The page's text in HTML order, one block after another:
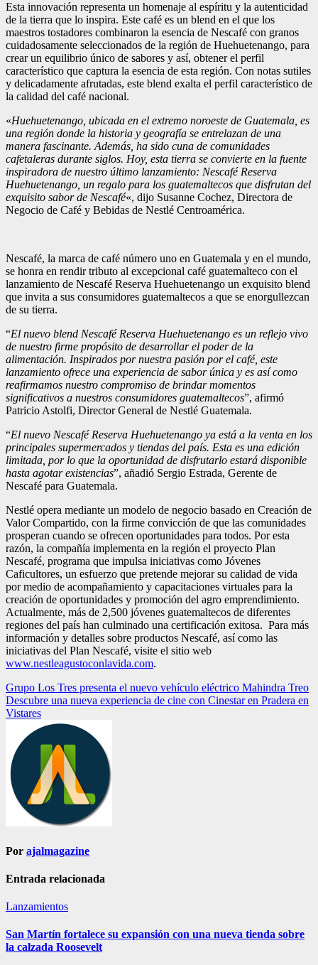
Esta innovación representa un homenaje al espíritu y la autenticidad
de la tierra que lo inspira. Este café es un blend en el que los
maestros tostadores combinaron la esencia de Nescafé con granos
cuidadosamente seleccionados de la región de Huehuetenango, para
crear un equilibrio único de sabores y así, obtener el perfil
característico que captura la esencia de esta región. Con notas sutiles
y delicadamente afrutadas, este blend exalta el perfil característico de
la calidad del café nacional.
«Huehuetenango, ubicada en el extremo noroeste de Guatemala, es
una región donde la historia y geografía se entrelazan de una
manera fascinante. Además, ha sido cuna de comunidades
cafetaleras durante siglos. Hoy, esta tierra se convierte en la fuente
inspiradora de nuestro último lanzamiento: Nescafé Reserva
Huehuetenango, un regalo para los guatemaltecos que disfrutan del
exquisito sabor de Nescafé«, dijo Susanne Cochez, Directora de
Negocio de Café y Bebidas de Nestlé Centroamérica.
Nescafé, la marca de café número uno en Guatemala y en el mundo,
se honra en rendir tributo al excepcional café guatemalteco con el
lanzamiento de Nescafé Reserva Huehuetenango un exquisito blend
que invita a sus consumidores guatemaltecos a que se enorgullezcan
de su tierra.
“El nuevo blend Nescafé Reserva Huehuetenango es un reflejo vivo
de nuestro firme propósito de desarrollar el poder de la
alimentación. Inspirados por nuestra pasión por el café, este
lanzamiento ofrece una experiencia de sabor única y es así como
reafirmamos nuestro compromiso de brindar momentos
significativos a nuestros consumidores guatemaltecos”, afirmó
Patricio Astolfi, Director General de Nestlé Guatemala.
“El nuevo Nescafé Reserva Huehuetenango ya está a la venta en los
principales supermercados y tiendas del país. Esta es una edición
limitada, por lo que la oportunidad de disfrutarlo estará disponible
hasta agotar existencias”, añadió Sergio Estrada, Gerente de
Nescafé para Guatemala.
Nestlé opera mediante un modelo de negocio basado en Creación de
Valor Compartido, con la firme convicción de que las comunidades
prosperan cuando se ofrecen oportunidades para todos. Por esta
razón, la compañía implementa en la región el proyecto Plan
Nescafé, programa que impulsa iniciativas como Jóvenes
Caficultores, un esfuerzo que pretende mejorar su calidad de vida
por medio de acompañamiento y capacitaciones virtuales para la
creación de oportunidades y promoción del agro emprendimiento.
Actualmente, más de 2,500 jóvenes guatemaltecos de diferentes
regiones del país han culminado una certificación exitosa. Para más
información y detalles sobre productos Nescafé, así como las
iniciativas del Plan Nescafé, visite el sitio web
www.nestleagustoconlavida.com.
Navegación
de
entradas
Grupo Los Tres presenta el nuevo vehículo eléctrico Mahindra Treo
Descubre una nueva experiencia de cine con Cinestar en Pradera en
Vistares
Por ajalmagazine
Entrada relacionada
Lanzamientos
San Martín fortalece su expansión con una nueva tienda sobre
la calzada Roosevelt